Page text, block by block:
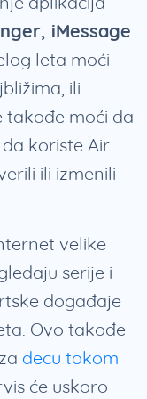
iMessage
leta moći
ili
takođe moći da
koriste Air
ili izmenili
velike
serije i
događaje
Ovo takođe
decu tokom
će uskoro